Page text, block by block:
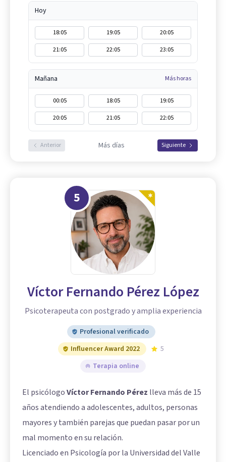
Hoy
18:05 19:05
20:05
21:05
22:05 23:05
Mañana Más horas
00:05 18:05
19:05
20:05
21:05 22:05
Anterior Más días Siguiente
5
Víctor Fernando Pérez López
Psicoterapeuta con postgrado y amplia experiencia
Profesional verificado
Influencer Award 2022
5
Terapia online
El psicólogoVíctor Fernando Pérez lleva más de 15
años atendiendo a adolescentes, adultos, personas
mayores y también parejas que puedan pasar por un
mal momento en su relación.
Licenciado en Psicología por la Universidad del Valle